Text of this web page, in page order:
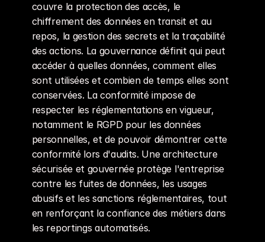
couvre la protection des accès, le
chiffrement des données en transit et au
repos, la gestion des secrets et la traçabilité
des actions. La gouvernance définit qui peut
accéder à quelles données, comment elles
sont utilisées et combien de temps elles sont
conservées. La conformité impose de
respecter les réglementations en vigueur,
notamment le RGPD pour les données
personnelles, et de pouvoir démontrer cette
conformité lors d'audits. Une architecture
sécurisée et gouvernée protège l'entreprise
contre les fuites de données, les usages
abusifs et les sanctions réglementaires, tout
en renforçant la confiance des métiers dans
les reportings automatisés.